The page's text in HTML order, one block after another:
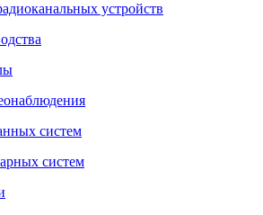
устройств
систем
систем